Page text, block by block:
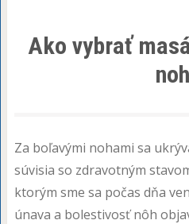
Ako vybrať
Za boľavými nohami sa
súvisia so zdravotným
ktorým sme sa počas dňa
únava a bolestivosť nôh